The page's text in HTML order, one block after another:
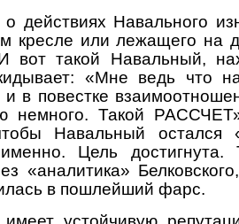
о действиях Навального
кресле или лежащего на
вот такой Навальный,
«Мне ведь что
в повестке
немного. Такой
Навальный
Цель достигнута.
«аналитика»
в пошлейший фарс.